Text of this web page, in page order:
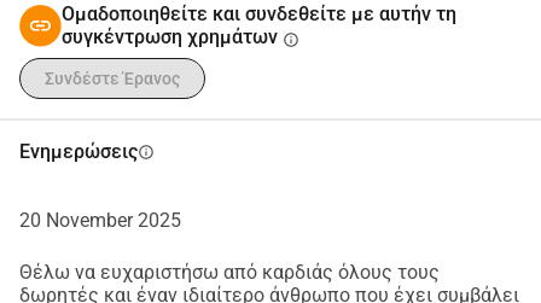
Ομαδοποιηθείτε και συνδεθείτε με αυτήν τη
συγκέντρωση χρημάτων info
Συνδέστε Έρανος
Ενημερώσειςinfo
20 November 2025
Θέλω να ευχαριστήσω από καρδιάς όλους τους
δωρητές και έναν ιδιαίτερο άνθρωπο που έχει συμβάλει